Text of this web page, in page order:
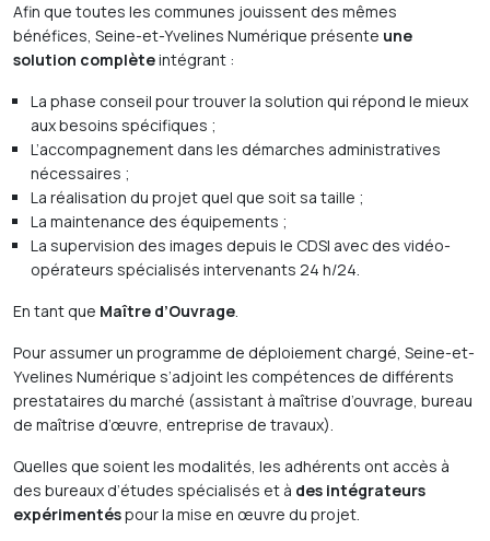
Afin que toutes les communes jouissent des mêmes
bénéfices, Seine-et-Yvelines Numérique présente une
solution complèteintégrant :
La phase conseil pour trouver la solution qui répond le mieux
aux besoins spécifiques ;
L’accompagnement dans les démarches administratives
nécessaires ;
La réalisation du projet quel que soit sa taille ;
La maintenance des équipements ;
La supervision des images depuis le CDSI avec des vidéo-
opérateurs spécialisés intervenants 24 h/24.
En tant que Maître d’Ouvrage.
Pour assumer un programme de déploiement chargé, Seine-et-
Yvelines Numérique s’adjoint les compétences de différents
prestataires du marché (assistant à maîtrise d’ouvrage, bureau
de maîtrise d’œuvre, entreprise de travaux).
Quelles que soient les modalités, les adhérents ont accès à
des bureaux d’études spécialisés et à des intégrateurs
expérimentéspour la mise en œuvre du projet.